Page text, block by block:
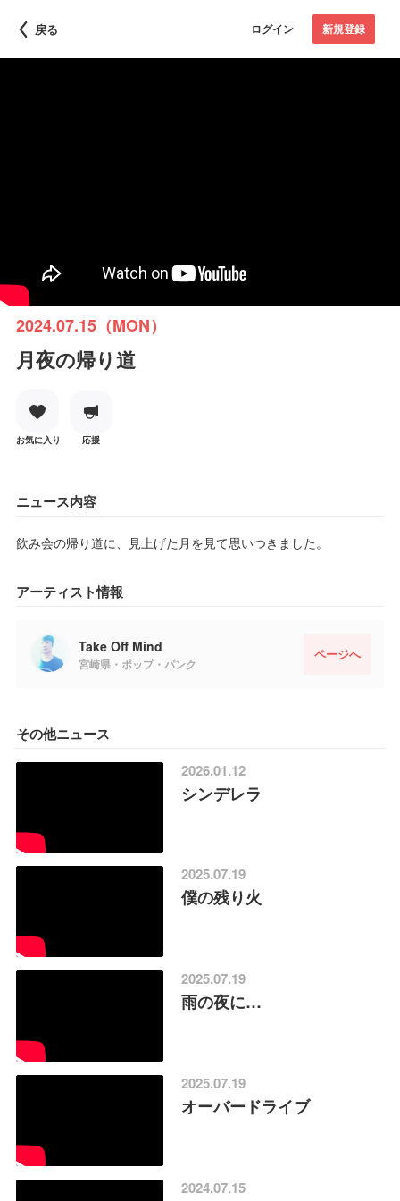
戻る ログイン 新規登録
2024.07.15（MON）
月夜の帰り道
お気に入り 応援
ニュース内容
飲み会の帰り道に、見上げた月を見て思いつきました。
アーティスト情報
Take Off Mind
宮崎県・ポップ・パンク
ページへ
その他ニュース
2026.01.12
シンデレラ
2025.07.19
僕の残り火
2025.07.19
雨の夜に…
2025.07.19
オーバードライブ
2024.07.15